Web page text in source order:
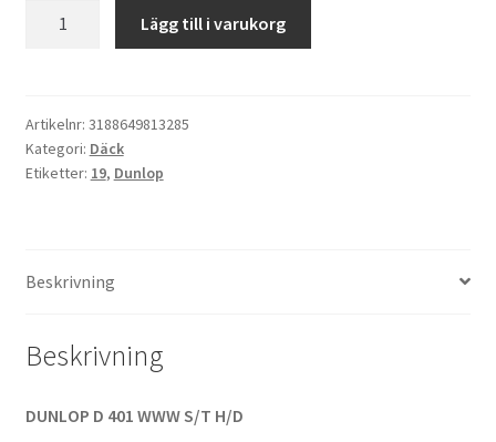
WWW
100/90
-
(fram)
Lägg till i varukorg
Artikelnr: 3188649813285
Kategori: Däck
Etiketter: 19, Dunlop
Beskrivning
Beskrivning
DUNLOP D 401 WWW S/T H/D